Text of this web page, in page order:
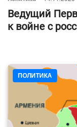
Ведущий
к войне с
ПОЛИТИКА